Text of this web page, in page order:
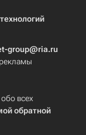
group@ria.ru
всех
обратной